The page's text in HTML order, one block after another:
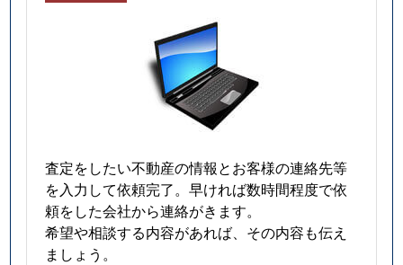
査定をしたい不動産の情報とお客様の連絡先等
を入力して依頼完了。早ければ数時間程度で依
頼をした会社から連絡がきます。
希望や相談する内容があれば、その内容も伝え
ましょう。